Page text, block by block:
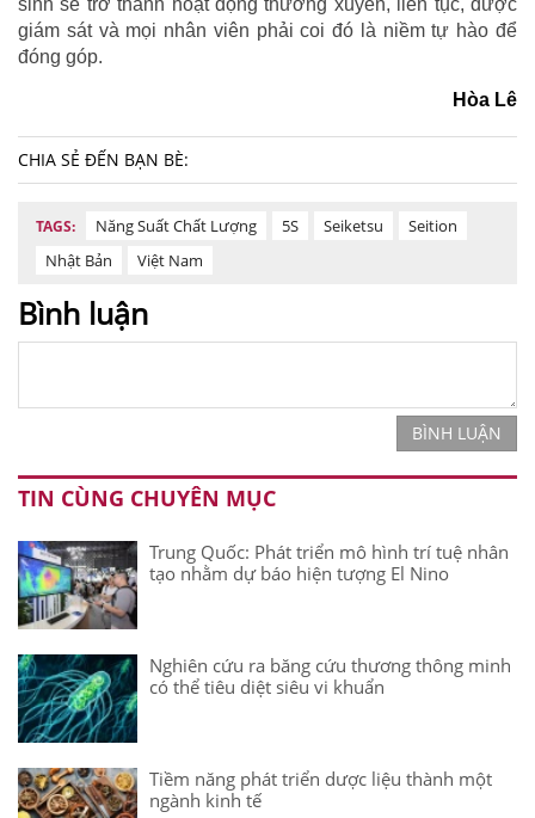
giám sát và mọi nhân viên phải coi đó là niềm tự hào để
đóng góp.
Hòa Lê
CHIA SẺ ĐẾN BẠN BÈ:
TAGS: Năng Suất Chất Lượng 5S Seiketsu
Seition
Nhật Bản
Việt Nam
Bình luận
BÌNH LUẬN
TIN CÙNG CHUYÊN MỤC
Trung Quốc: Phát triển mô hình trí tuệ nhân
tạo nhằm dự báo hiện tượng El Nino
Nghiên cứu ra băng cứu thương thông minh
có thể tiêu diệt siêu vi khuẩn
Tiềm năng phát triển dược liệu thành một
ngành kinh tế